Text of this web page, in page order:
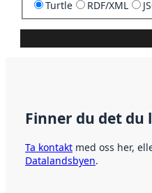
Turtle RDF/XML
Finner du det du
Ta kontakt med oss her,
Datalandsbyen.